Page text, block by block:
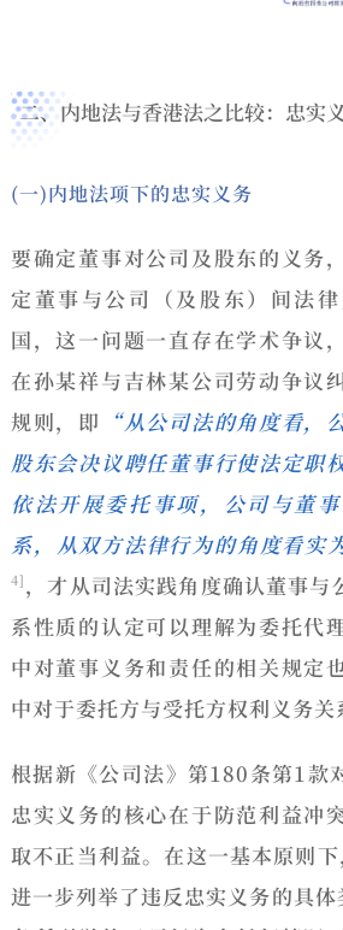
二、内地法与香港法之比较：忠实
(一)内地法项下的忠实义务
要确定董事对公司及股东的义务
定董事与公司（及股东）间法
国，这一问题一直存在学术争议
在孙某祥与吉林某公司劳动争议
规则，即 “从公司法的角度看，
股东会决议聘任董事行使法定职
依法开展委托事项，公司与董
系，从双方法律行为的角度看实
4]，才 从司法实践角度确认董事与
系性质的认定可以理解为委托代
中对董事义务和责任的相关规定
中对于委托方与受托方权利义务关
根据新《公司法》第180条第1款
忠实义务的核心在于防范利益冲
取不正当利益。在这一基本原则
进一步列举了违反忠实义务的具